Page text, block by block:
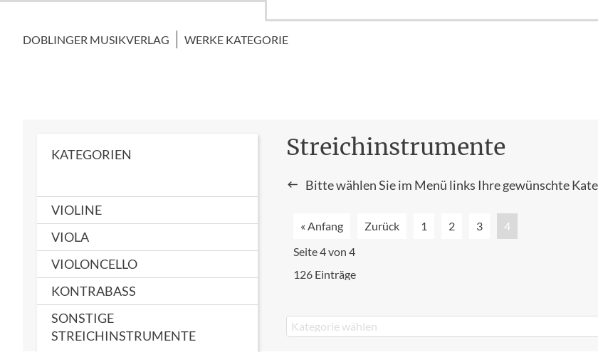
DOBLINGER MUSIKVERLAG WERKE KATEGORIE
KATEGORIEN
VIOLINE
VIOLA
VIOLONCELLO
KONTRABASS
SONSTIGE
STREICHINSTRUMENTE
Streichinstrumente
Bitte wählen Sie im Menü links Ihre gewünschte
« Anfang Zurück 1 2 3
4
Seite 4 von 4
126 Einträge
Kategorie wählen